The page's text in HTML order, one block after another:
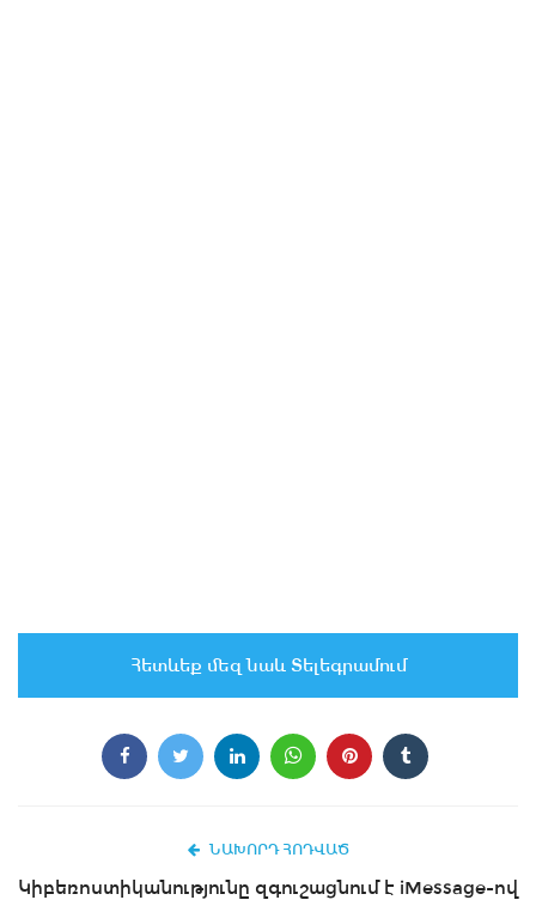
Հետևեք մեզ նաև Տելեգրամում
ՆԱԽՈՐԴ ՀՈԴՎԱԾ
Կիբեռոստիկանությունը զգուշացնում է iMessage-ով